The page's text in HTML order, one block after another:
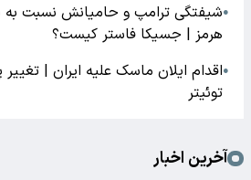
●شیفتگی ترامپ و حامیانش نسبت به
هرمز | جسیکا فاستر کیست؟
●اقدام ایلان ماسک علیه ایران |
توئیتر
آخرین اخبار